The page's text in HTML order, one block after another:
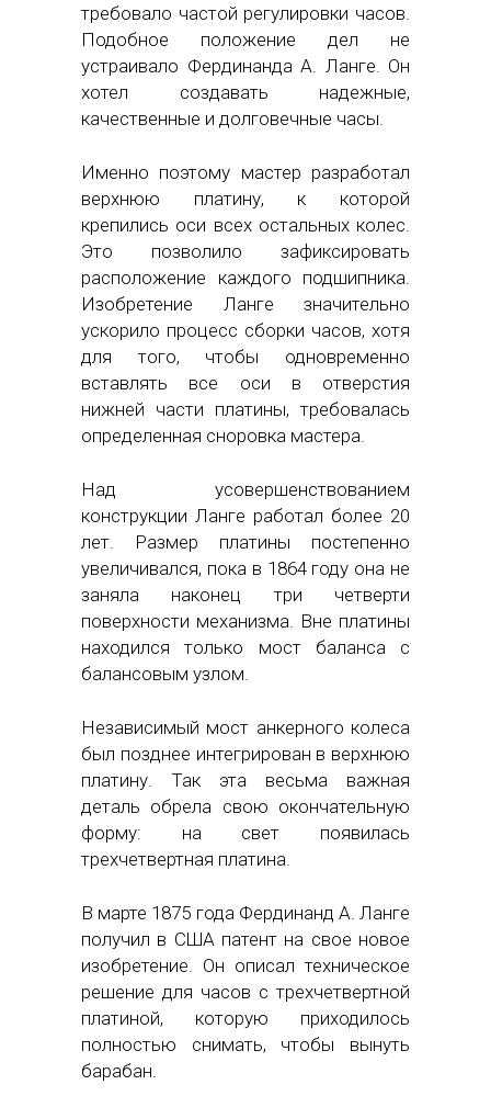
требовало частой регулировки часов.
Подобное положение дел не
устраивало Фердинанда А. Ланге. Он
хотел создавать надежные,
качественные и долговечные часы.
Именно поэтому мастер разработал
верхнюю платину, к которой
крепились оси всех остальных колес.
Это позволило зафиксировать
расположение каждого подшипника.
Изобретение Ланге значительно
ускорило процесс сборки часов, хотя
для того, чтобы одновременно
вставлять все оси в отверстия
нижней части платины, требовалась
определенная сноровка мастера.
Над усовершенствованием
конструкции Ланге работал более 20
лет. Размер платины постепенно
увеличивался, пока в 1864 году она не
заняла наконец три четверти
поверхности механизма. Вне платины
находился только мост баланса с
балансовым узлом.
Независимый мост анкерного колеса
был позднее интегрирован в верхнюю
платину. Так эта весьма важная
деталь обрела свою окончательную
форму: на свет появилась
трехчетвертная платина.
В марте 1875 года Фердинанд А. Ланге
получил в США патент на свое новое
изобретение. Он описал техническое
решение для часов с трехчетвертной
платиной, которую приходилось
полностью снимать, чтобы вынуть
барабан.